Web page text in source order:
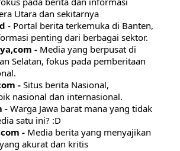
Utara dan sekitarnya
- Portal berita terkemuka di Banten,
penting dari berbagai sektor.
-Media yang berpusat di
Selatan, fokus pada pemberitaan
- Situs berita Nasional,
nasional dan internasional.
- Warga Jawa barat mana yang tidak
satu ini? :D
- Media berita yang menyajikan
akurat dan kritis